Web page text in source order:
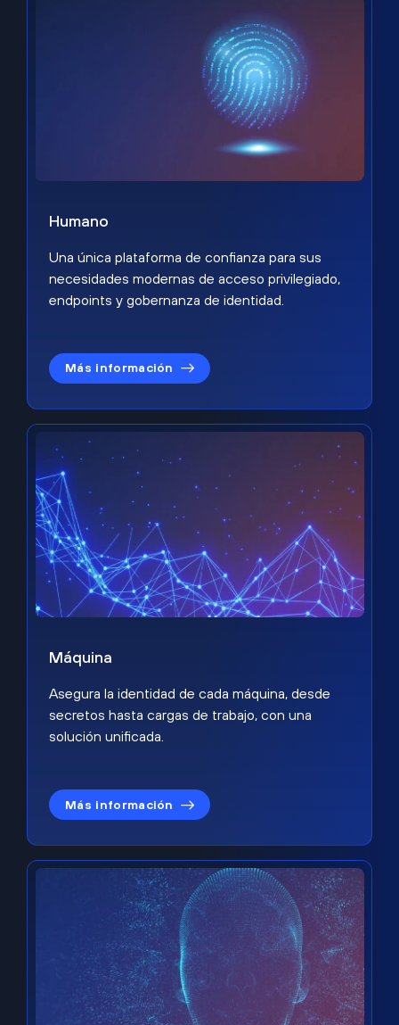
Humano
Una única plataforma de confianza para sus
necesidades modernas de acceso privilegiado,
endpoints y gobernanza de identidad.
Más información
Máquina
Asegura la identidad de cada máquina, desde
secretos hasta cargas de trabajo, con una
solución unificada.
Más información